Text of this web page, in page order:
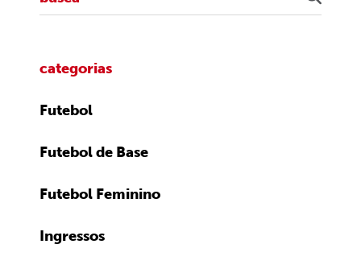
categorias
Futebol
Futebol de Base
Futebol Feminino
Ingressos